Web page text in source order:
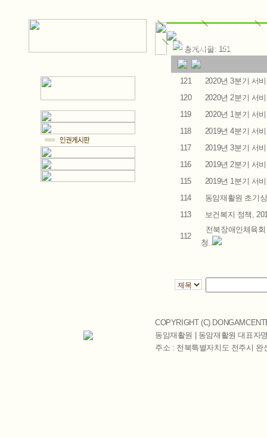
법인소개
동암자활자립장
총게시물: 151
121
2020년 3분기 서
120
2020년 2분기 서
119
2020년 1분기 서
118
2019년 4분기 서
117
2019년 3분기 서
116
2019년 2분기 서
115
2019년 1분기 서
114
동암재활원 초기
113
보건복지 정책,
112
전북장애인체육
청..
COPYRIGHT (C)
동암재활원 | 동암재활원 대표자
주소 : 전북특별자치도 전주시 완